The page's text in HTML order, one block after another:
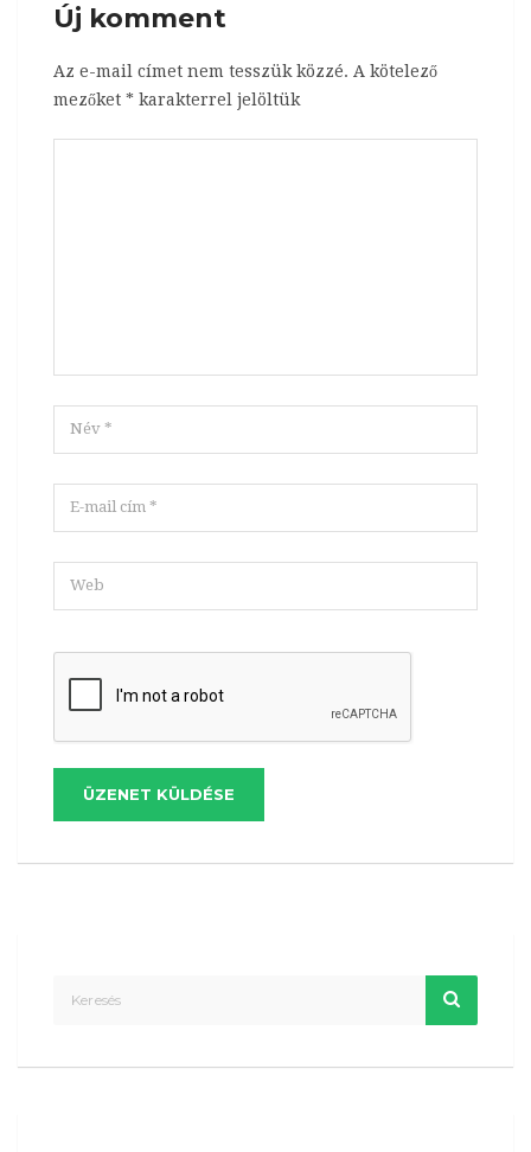
Új komment
Az e-mail címet nem tesszük közzé. A kötelező
mezőket * karakterrel jelöltük
ÜZENET KÜLDÉSE